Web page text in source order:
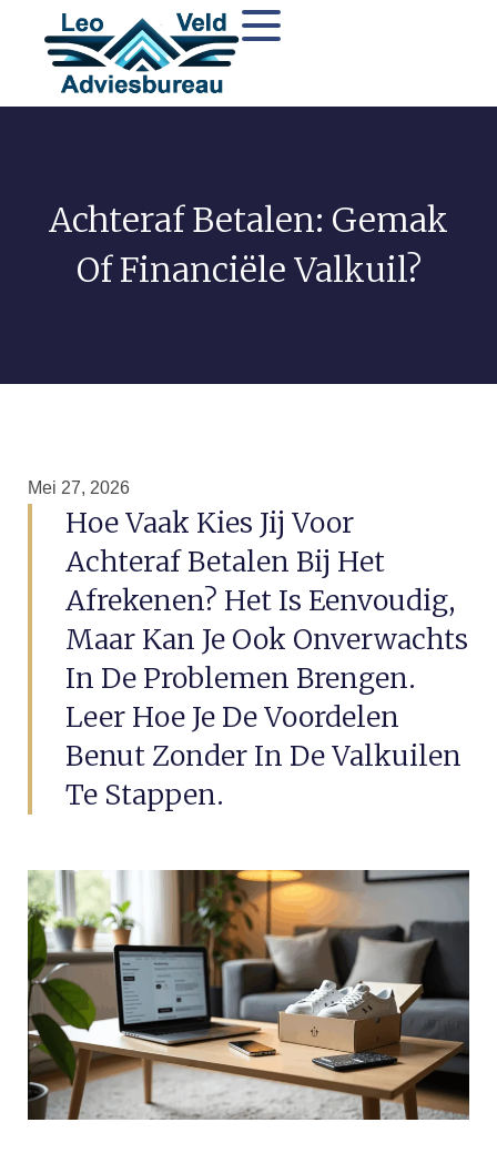
Achteraf Betalen: Gemak
Of Financiële Valkuil?
Mei 27, 2026
Hoe Vaak Kies Jij Voor
Achteraf Betalen Bij Het
Afrekenen? Het Is Eenvoudig,
Maar Kan Je Ook Onverwachts
In De Problemen Brengen.
Leer Hoe Je De Voordelen
Benut Zonder In De Valkuilen
Te Stappen.